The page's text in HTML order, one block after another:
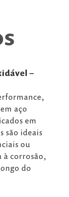
–
aço
em
são ideais
ou
à corrosão,
do